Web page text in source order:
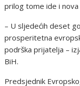
prilog tome ide i nova
– U sljedećih deset
prosperitetna
podrška prijatelja –
BiH.
Predsjednik